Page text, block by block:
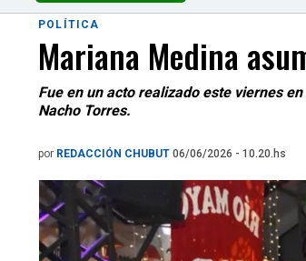
POLÍTICA
Mariana Medina
Fue en un acto realizado este viernes
Nacho Torres.
por REDACCIÓN CHUBUT 06/06/2026 - 10.20.hs